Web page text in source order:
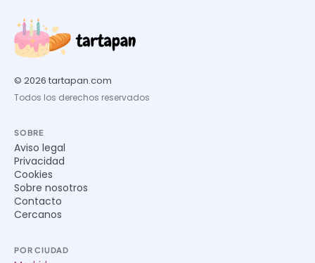
© 2026 tartapan.com
Todos los derechos reservados
SOBRE
Aviso legal
Privacidad
Cookies
Sobre nosotros
Contacto
Cercanos
POR CIUDAD